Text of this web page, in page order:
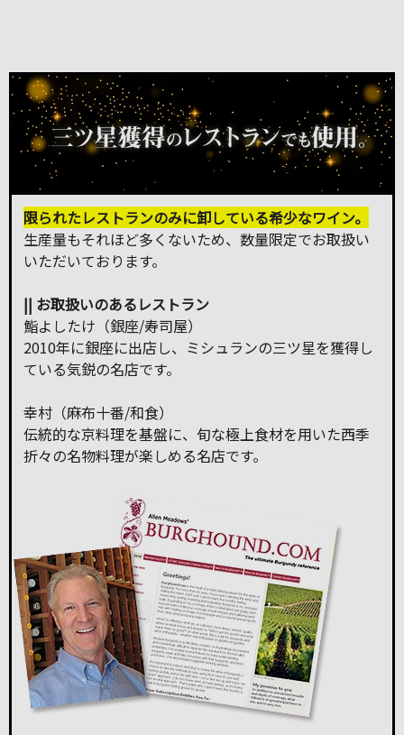
限られたレストランのみに卸している希少なワイン。
生産量もそれほど多くないため、数量限定でお取扱い
いただいております。
|| お取扱いのあるレストラン
鮨よしたけ（銀座/寿司屋）
2010年に銀座に出店し、ミシュランの三ツ星を獲得し
ている気鋭の名店です。
幸村（麻布十番/和食）
伝統的な京料理を基盤に、旬な極上食材を用いた西季
折々の名物料理が楽しめる名店です。